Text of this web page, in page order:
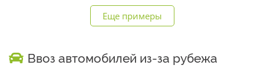
Еще примеры
Ввоз автомобилей из-за рубежа